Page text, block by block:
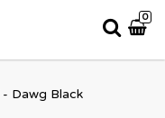
0
Dawg Black